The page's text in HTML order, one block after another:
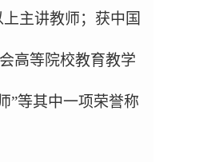
主讲教师；获中国
高等院校教育教学
”等其中一项荣誉称